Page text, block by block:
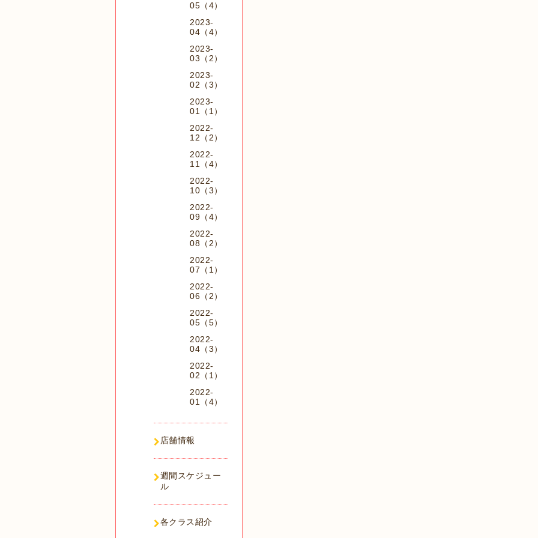
05（4）
2023-
04（4）
2023-
03（2）
2023-
02（3）
2023-
01（1）
2022-
12（2）
2022-
11（4）
2022-
10（3）
2022-
09（4）
2022-
08（2）
2022-
07（1）
2022-
06（2）
2022-
05（5）
2022-
04（3）
2022-
02（1）
2022-
01（4）
店舗情報
週間スケジュー
ル
各クラス紹介